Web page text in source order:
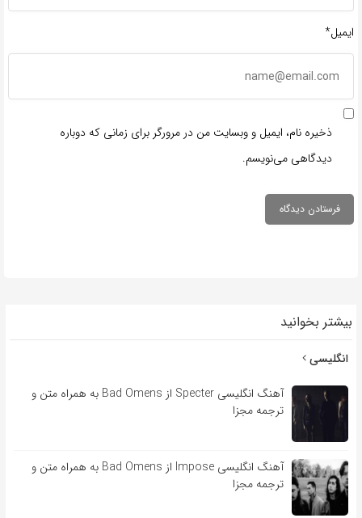
ایمیل*
ذخیره نام، ایمیل و وبسایت من در مرورگر برای زمانی که دوباره
دیدگاهی می‌نویسم.
بیشتر بخوانید
انگلیسی
آهنگ انگلیسی Specter از Bad Omens به همراه متن و
ترجمه مجزا
آهنگ انگلیسی Impose از Bad Omens به همراه متن و
ترجمه مجزا